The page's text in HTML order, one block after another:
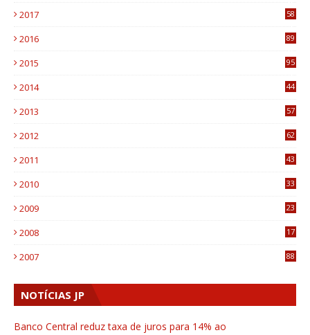
2017
58
2016
89
2015
95
2014
44
2013
57
2012
62
2011
43
2010
33
2009
23
2008
17
2007 88
NOTÍCIAS JP
Banco Central reduz taxa de juros para 14% ao